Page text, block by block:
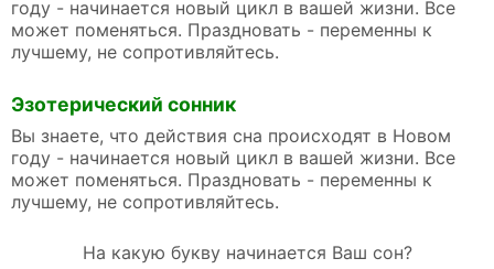
году - начинается новый цикл в вашей жизни. Все
может поменяться. Праздновать - переменны к
лучшему, не сопротивляйтесь.
Эзотерический сонник
Вы знаете, что действия сна происходят в Новом
году - начинается новый цикл в вашей жизни. Все
может поменяться. Праздновать - переменны к
лучшему, не сопротивляйтесь.
На какую букву начинается Ваш сон?